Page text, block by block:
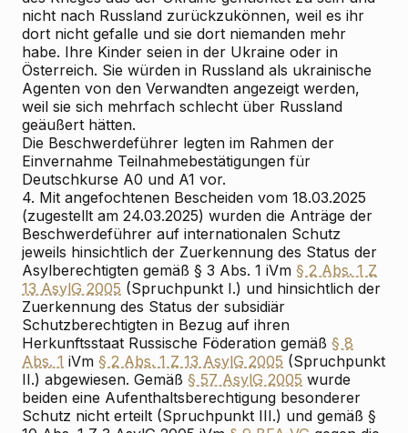
nicht nach Russland zurückzukönnen, weil es ihr
dort nicht gefalle und sie dort niemanden mehr
habe. Ihre Kinder seien in der Ukraine oder in
Österreich. Sie würden in Russland als ukrainische
Agenten von den Verwandten angezeigt werden,
weil sie sich mehrfach schlecht über Russland
geäußert hätten.
Die Beschwerdeführer legten im Rahmen der
Einvernahme Teilnahmebestätigungen für
Deutschkurse A0 und A1 vor.
4. Mit angefochtenen Bescheiden vom 18.03.2025
(zugestellt am 24.03.2025) wurden die Anträge der
Beschwerdeführer auf internationalen Schutz
jeweils hinsichtlich der Zuerkennung des Status der
Asylberechtigten gemäß § 3 Abs. 1 iVm § 2 Abs. 1 Z
13 AsylG 2005 (Spruchpunkt I.) und hinsichtlich der
Zuerkennung des Status der subsidiär
Schutzberechtigten in Bezug auf ihren
Herkunftsstaat Russische Föderation gemäß § 8
Abs. 1 iVm § 2 Abs. 1 Z 13 AsylG 2005 (Spruchpunkt
II.) abgewiesen. Gemäß § 57 AsylG 2005 wurde
beiden eine Aufenthaltsberechtigung besonderer
Schutz nicht erteilt (Spruchpunkt III.) und gemäß §